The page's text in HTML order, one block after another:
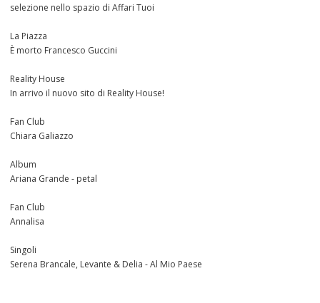
selezione nello spazio di Affari Tuoi
La Piazza
È morto Francesco Guccini
Reality House
In arrivo il nuovo sito di Reality House!
Fan Club
Chiara Galiazzo
Album
Ariana Grande - petal
Fan Club
Annalisa
Singoli
Serena Brancale, Levante & Delia - Al Mio Paese